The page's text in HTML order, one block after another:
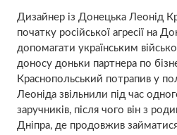
Дизайнер із Донецька Леонід
початку російської агресії на
допомагати українським
доносу доньки партнера по
Краснопольський потрапив у
Леоніда звільнили під час
заручників, після чого він з
Дніпра, де продовжив